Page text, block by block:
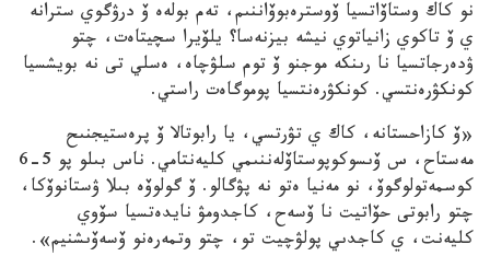
نو كاك وستاۆاتسيا ۆوسترەبوۆاننىم، تەم بولەە ۆ درۋگوي سترانە
ي ۆ تاكوي زانياتوي نيشە بيزنەسا؟ يلۆيرا سچيتاەت، چتو
ۋدەرجاتسيا نا رىنكە موجنو ۆ توم سلۋچاە، ەسلي تى نە بويشسيا
كونكۋرەنتسي. كونكۋرەنتسيا پوموگاەت راستي.
«ۆ كازاحستانە، كاك ي تۋرتسي، يا رابوتالا ۆ پرەستيجنىح
مەستاح، س ۆىسوكوپوستاۆلەننىمي كليەنتامي. ناس بىلو پو 5-6
كوسمەتولوگوۆ، نو مەنيا ەتو نە پۋگالو. ۆ گولوۆە بىلا ۋستانوۆكا،
چتو رابوتى حۆاتيت نا ۆسەح، كاجدومۋ نايدەتسيا سۆوي
كليەنت، ي كاجدىي پولۋچيت تو، چتو وتمەرەنو ۆسەۆىشنيم».